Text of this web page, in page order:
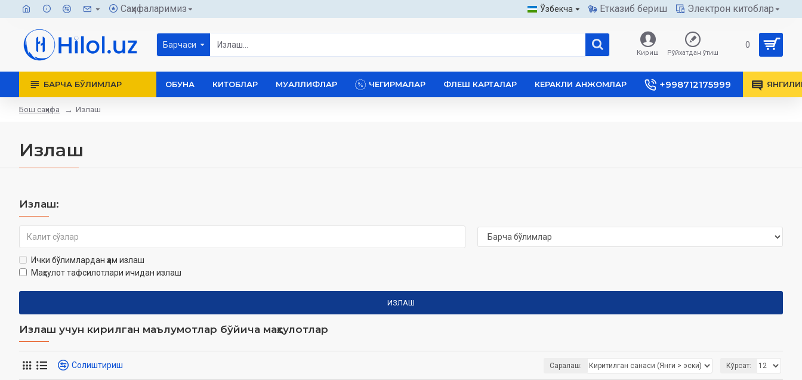
Саҳифаларимиз Ўзбекча Етказиб бериш Электрон китоблар
Барчаси
Кириш Рўйхатдан ўтиш
0
БАРЧА БЎЛИМЛАР ОБУНА КИТОБЛАР МУАЛЛИФЛАР ЧЕГИРМАЛАР ФЛЕШ КАРТАЛАР КЕРАКЛИ АНЖОМЛАР +998712175999
Бош саҳифа Излаш
Излаш
Излаш:
Ички бўлимлардан ҳам излаш
Маҳсулот тафсилотлари ичидан излаш
ИЗЛАШ
Излаш учун кирилган маълумотлар бўйича маҳсулотлар
Солиштириш Саралаш: Кўрсат: